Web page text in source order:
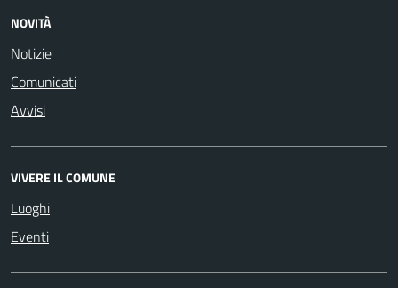
NOVITÀ
Notizie
Comunicati
Avvisi
VIVERE IL COMUNE
Luoghi
Eventi